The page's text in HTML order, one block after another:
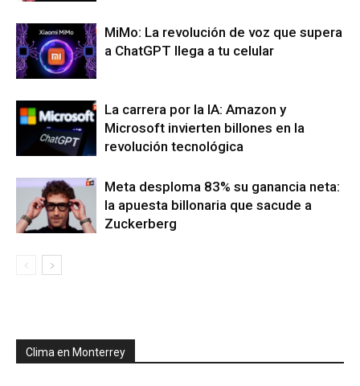
MiMo: La revolución de voz que supera
a ChatGPT llega a tu celular
La carrera por la IA: Amazon y
Microsoft invierten billones en la
revolución tecnológica
Meta desploma 83% su ganancia neta:
la apuesta billonaria que sacude a
Zuckerberg
Clima en Monterrey